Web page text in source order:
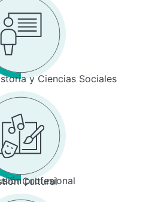
y Ciencias Sociales
profesional
Cultural